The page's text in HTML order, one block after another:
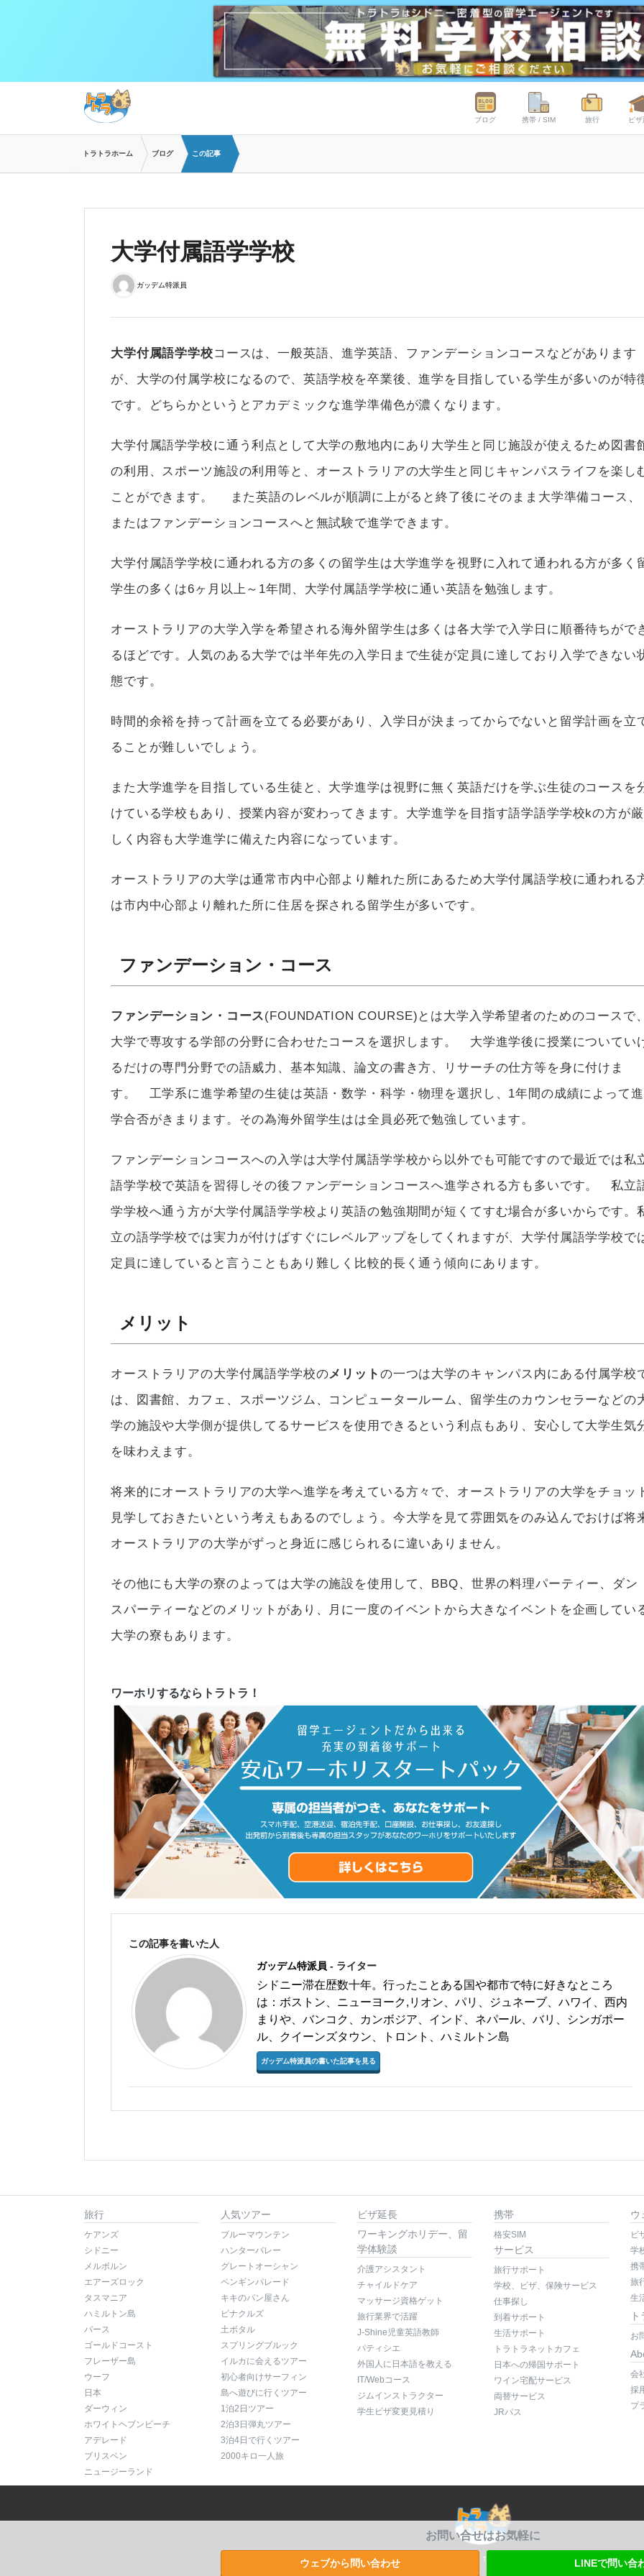
ブログ 携帯 / SIM 旅行 ビ
トラトラホーム ブログ この記事
大学付属語学学校
ガッデム特派員
大学付属語学学校コースは、一般英語、進学英語、ファンデーションコースなどがあります
が、大学の付属学校になるので、英語学校を卒業後、進学を目指している学生が多いのが特
です。どちらかというとアカデミックな進学準備色が濃くなります。
大学付属語学学校に通う利点として大学の敷地内にあり大学生と同じ施設が使えるため図書
の利用、スポーツ施設の利用等と、オーストラリアの大学生と同じキャンパスライフを楽し
ことができます。 また英語のレベルが順調に上がると終了後にそのまま大学準備コース、
またはファンデーションコースへと無試験で進学できます。
大学付属語学学校に通われる方の多くの留学生は大学進学を視野に入れて通われる方が多く
学生の多くは6ヶ月以上～1年間、大学付属語学学校に通い英語を勉強します。
オーストラリアの大学入学を希望される海外留学生は多くは各大学で入学日に順番待ちがで
るほどです。人気のある大学では半年先の入学日まで生徒が定員に達しており入学できない
態です。
時間的余裕を持って計画を立てる必要があり、入学日が決まってからでないと留学計画を立
ることが難しいでしょう。
また大学進学を目指している生徒と、大学進学は視野に無く英語だけを学ぶ生徒のコースを
けている学校もあり、授業内容が変わってきます。大学進学を目指す語学語学学校kの方が厳
しく内容も大学進学に備えた内容になっています。
オーストラリアの大学は通常市内中心部より離れた所にあるため大学付属語学校に通われる
は市内中心部より離れた所に住居を探される留学生が多いです。
ファンデーション・コース
ファンデーション・コース(FOUNDATION COURSE)とは大学入学希望者のためのコースで、
大学で専攻する学部の分野に合わせたコースを選択します。 大学進学後に授業についてい
るだけの専門分野での語威力、基本知識、論文の書き方、リサーチの仕方等を身に付けま
す。 工学系に進学希望の生徒は英語・数学・科学・物理を選択し、1年間の成績によって進
学合否がきまります。その為海外留学生はは全員必死で勉強しています。
ファンデーションコースへの入学は大学付属語学学校から以外でも可能ですので最近では私
語学学校で英語を習得しその後ファンデーションコースへ進学される方も多いです。 私立
学学校へ通う方が大学付属語学学校より英語の勉強期間が短くてすむ場合が多いからです。
立の語学学校では実力が付けばすぐにレベルアップをしてくれますが、大学付属語学学校で
定員に達していると言うこともあり難しく比較的長く通う傾向にあります。
メリット
オーストラリアの大学付属語学学校のメリット の一つは大学のキャンパス内にある付属学校
は、図書館、カフェ、スポーツジム、コンピュータールーム、留学生のカウンセラーなどの
学の施設や大学側が提供してるサービスを使用できるという利点もあり、安心して大学生気
を味わえます。
将来的にオーストラリアの大学へ進学を考えている方々で、オーストラリアの大学をチョッ
見学しておきたいという考えもあるのでしょう。今大学を見て雰囲気をのみ込んでおけば将
オーストラリアの大学がずっと身近に感じられるに違いありません。
その他にも大学の寮のよっては大学の施設を使用して、BBQ、世界の料理パーティー、ダン
スパーティーなどのメリットがあり、月に一度のイベントから大きなイベントを企画してい
大学の寮もあります。
ワーホリするならトラトラ！
この記事を書いた人
ガッデム特派員 - ライター
シドニー滞在歴数十年。行ったことある国や都市で特に好きなところ
は：ボストン、ニューヨーク,リオン、パリ、ジュネーブ、ハワイ、西内
まりや、バンコク、カンボジア、インド、ネパール、バリ、シンガポー
ル、クイーンズタウン、トロント、ハミルトン島
ガッデム特派員の書いた記事を見る
旅行
ケアンズ
シドニー
メルボルン
エアーズロック
タスマニア
ハミルトン島
パース
ゴールドコースト
フレーザー島
ウーフ
日本
ダーウィン
ホワイトヘブンビーチ
アデレード
ブリスベン
ニュージーランド
人気ツアー
ブルーマウンテン
ハンターバレー
グレートオーシャン
ペンギンパレード
キキのパン屋さん
ピナクルズ
土ボタル
スプリングブルック
イルカに会えるツアー
初心者向けサーフィン
島へ遊びに行くツアー
1泊2日ツアー
2泊3日弾丸ツアー
3泊4日で行くツアー
2000キロ一人旅
ビザ延長
ワーキングホリデー、留
学体験談
介護アシスタント
チャイルドケア
マッサージ資格ゲット
旅行業界で活躍
J-Shine児童英語教師
パティシエ
外国人に日本語を教える
IT/Webコース
ジムインストラクター
学生ビザ変更見積り
携帯
格安SIM
サービス
旅行サポート
学校、ビザ、保険サービス
仕事探し
到着サポート
生活サポート
トラトラネットカフェ
日本への帰国サポート
ワイン宅配サービス
両替サービス
JRパス
ウ
ビ
学
携
旅
生
お
会
採
プ
Copyright © 2007-2020 Travel & Travel Pty Ltd. All rights reserved.
お問い合せはお気軽に
ウェブから問い合わせ LINEで問い合